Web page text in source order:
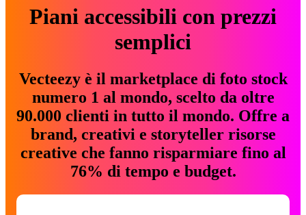
Piani accessibili con prezzi
semplici
Vecteezy è il marketplace di foto stock
numero 1 al mondo, scelto da oltre
90.000 clienti in tutto il mondo. Offre a
brand, creativi e storyteller risorse
creative che fanno risparmiare fino al
76% di tempo e budget.